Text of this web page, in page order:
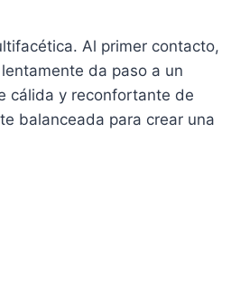
Al primer contacto,
da paso a un
cálida y reconfortante de
balanceada para crear una